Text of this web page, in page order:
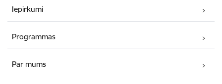
Iepirkumi
Programmas
Par mums